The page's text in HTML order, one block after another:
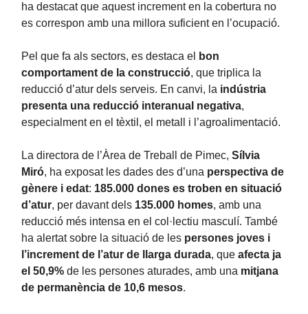
ha destacat que aquest increment en la cobertura no
es correspon amb una millora suficient en l’ocupació.
Pel que fa als sectors, es destaca el
bon
comportament de la construcció, que triplica la
reducció d’atur dels serveis. En canvi, la indústria
presenta una reducció interanual negativa,
especialment en el tèxtil, el metall i l’agroalimentació.
La directora de l’Àrea de Treball de Pimec, Sílvia
Miró, ha exposat les dades des d’una perspectiva de
gènere i edat: 185.000 dones es troben en situació
d’atur, per davant dels 135.000 homes, amb una
reducció més intensa en el col·lectiu masculí. També
ha alertat sobre la situació de les persones joves i
l’increment de l’atur de llarga durada, que afecta ja
el 50,9% de les persones aturades, amb una mitjana
de permanència de 10,6 mesos.